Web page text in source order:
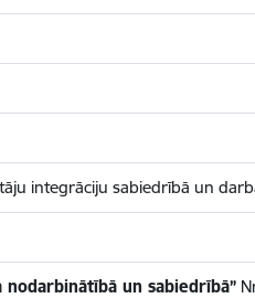
integrāciju sabiedrībā un
un sabiedrībā”